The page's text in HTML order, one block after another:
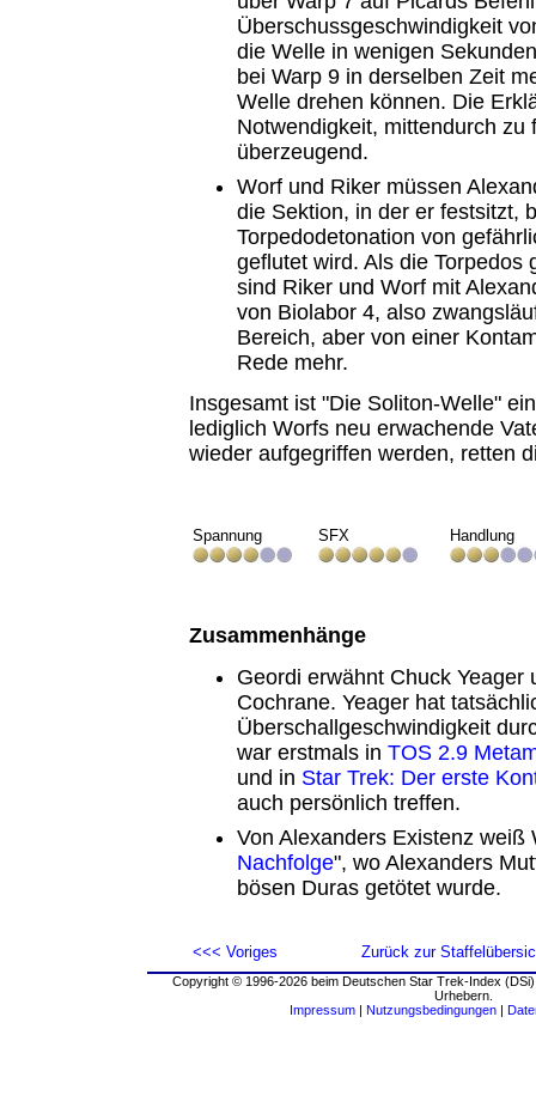
Überschussgeschwindigkeit
die Welle in wenigen
bei Warp 9 in derselben Zeit
Welle drehen können. Die
Notwendigkeit, mittendurch zu
überzeugend.
Worf und Riker müssen
die Sektion, in der er festsitzt,
Torpedodetonation von
geflutet wird. Als die Torpedos
sind Riker und Worf mit
von Biolabor 4, also
Bereich, aber von einer
Rede mehr.
Insgesamt ist "Die Soliton-Welle"
lediglich Worfs neu erwachende
wieder aufgegriffen werden, retten
Spannung SFX Handlung
Zusammenhänge
Geordi erwähnt Chuck Yeager
Cochrane. Yeager hat
Überschallgeschwindigkeit
war erstmals in TOS 2.9
und in Star Trek: Der erste
auch persönlich treffen.
Von Alexanders Existenz weiß
Nachfolge", wo Alexanders
bösen Duras getötet wurde.
<<< Voriges Zurück zur
Copyright © 1996-2026 beim Deutschen Star Trek-Index
Urhebern.
Impressum | Nutzungsbedingungen |